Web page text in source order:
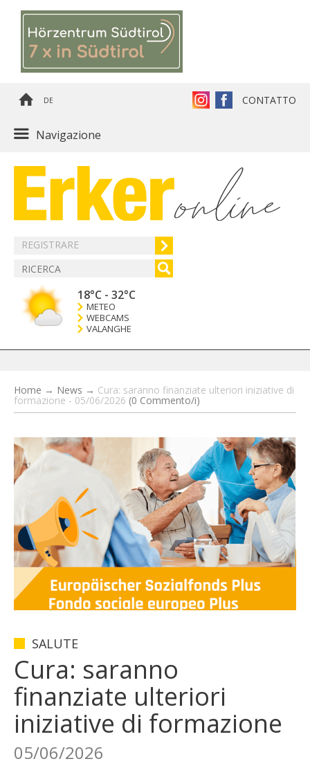
DE CONTATTO
Navigazione
REGISTRARE
18°C - 32°C
METEO
WEBCAMS
VALANGHE
Home → News → Cura: saranno finanziate ulteriori iniziative di
formazione - 05/06/2026 (0 Commento/i)
SALUTE
Cura: saranno
finanziate ulteriori
iniziative di formazione
05/06/2026